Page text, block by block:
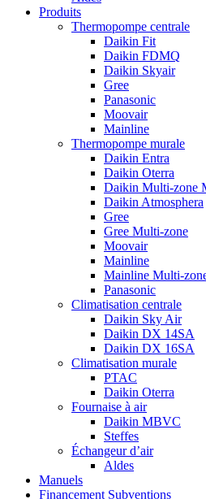
Produits
Thermopompe centrale
Daikin Fit
Daikin FDMQ
Daikin Skyair
Gree
Panasonic
Moovair
Mainline
Thermopompe murale
Daikin Entra
Daikin Oterra
Daikin Multi-zone
Daikin Atmosphera
Gree
Gree Multi-zone
Moovair
Mainline
Mainline Multi-
Panasonic
Climatisation centrale
Daikin Sky Air
Daikin DX 14SA
Daikin DX 16SA
Climatisation murale
PTAC
Daikin Oterra
Fournaise à air
Daikin MBVC
Steffes
Échangeur d’air
Aldes
Manuels
Financement Subventions